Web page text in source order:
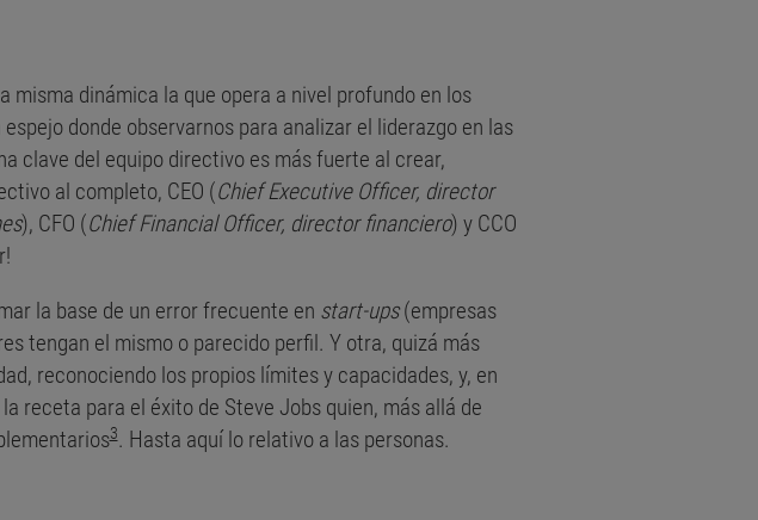
dinámica la que opera a nivel profundo en los
donde observarnos para analizar el liderazgo en las
clave del equipo directivo es más fuerte al crear,
al completo, CEO (Chief Executive Officer, director
), CFO (Chief Financial Officer, director financiero) y CCO
la base de un error frecuente en start-ups(empresas
tengan el mismo o parecido perfil. Y otra, quizá más
reconociendo los propios límites y capacidades, y, en
receta para el éxito de Steve Jobs quien, más allá de
3. Hasta aquí lo relativo a las personas.